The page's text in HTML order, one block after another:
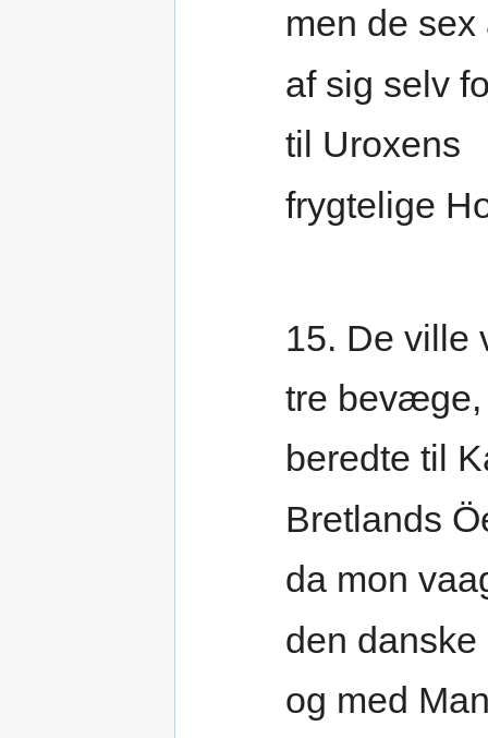
men de sex
af sig selv
til Uroxens
frygtelige
15. De ville
tre bevæge,
beredte til
Bretlands
da mon
den
og med